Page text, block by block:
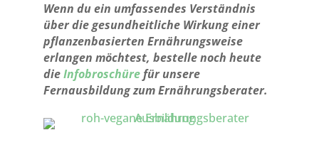
Wenn du ein umfassendes Verständnis
über die gesundheitliche Wirkung einer
pflanzenbasierten Ernährungsweise
erlangen möchtest, bestelle noch heute
dieInfobroschürefür unsere
Fernausbildung zum Ernährungsberater.